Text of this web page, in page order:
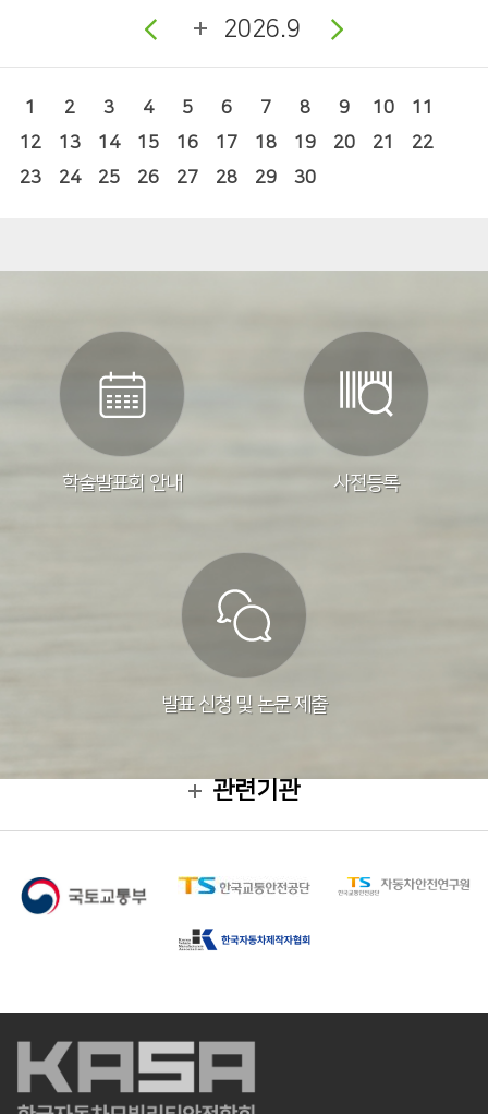
2026.9
1 2 3 4 5 6 7 8 9 10
11
12
13 14 15 16 17 18 19 20 21
22
23
24 25 26 27 28 29 30
학술발표회 안내 사전등록
발표 신청 및 논문 제출
관련기관